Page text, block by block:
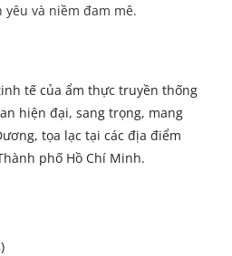
yêu và niềm đam mê.
tế của ẩm thực truyền thống
hiện đại, sang trọng, mang
tọa lạc tại các địa điểm
phố Hồ Chí Minh.